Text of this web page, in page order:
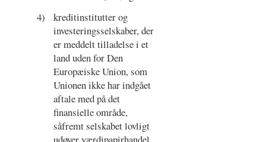
4)
kreditinstitutter og
investeringsselskaber, der
er meddelt tilladelse i et
land uden for Den
Europæiske Union, som
Unionen ikke har indgået
aftale med på det
finansielle område,
såfremt selskabet lovligt